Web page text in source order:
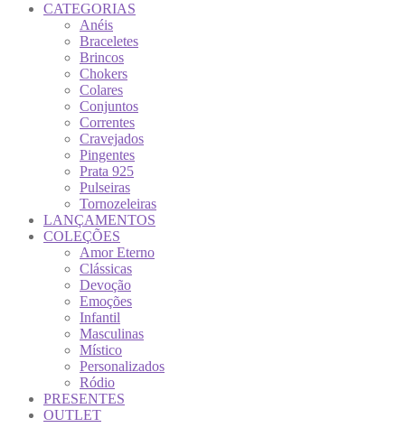
CATEGORIAS
Anéis
Braceletes
Brincos
Chokers
Colares
Conjuntos
Correntes
Cravejados
Pingentes
Prata 925
Pulseiras
Tornozeleiras
LANÇAMENTOS
COLEÇÕES
Amor Eterno
Clássicas
Devoção
Emoções
Infantil
Masculinas
Místico
Personalizados
Ródio
PRESENTES
OUTLET